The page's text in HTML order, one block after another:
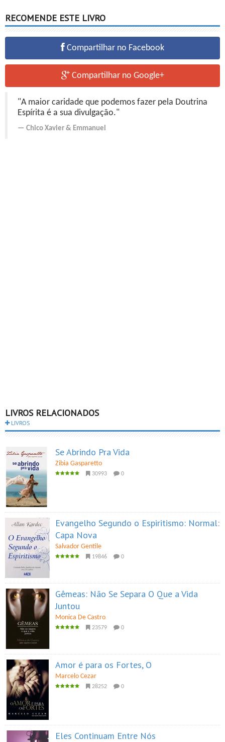
RECOMENDE ESTE LIVRO
Compartilhar no Facebook
Compartilhar no Google+
"A maior caridade que podemos fazer pela Doutrina
Espírita é a sua divulgação."
Chico Xavier & Emmanuel
LIVROS RELACIONADOS
LIVROS
Se Abrindo Pra Vida
Zibia Gasparetto
30993 0
Evangelho Segundo o Espiritismo: Normal:
Capa Nova
Salvador Gentile
19846 0
Gêmeas: Não Se Separa O Que a Vida
Juntou
Monica De Castro
23579 0
Amor é para os Fortes, O
Marcelo Cezar
28252 0
Eles Continuam Entre Nós